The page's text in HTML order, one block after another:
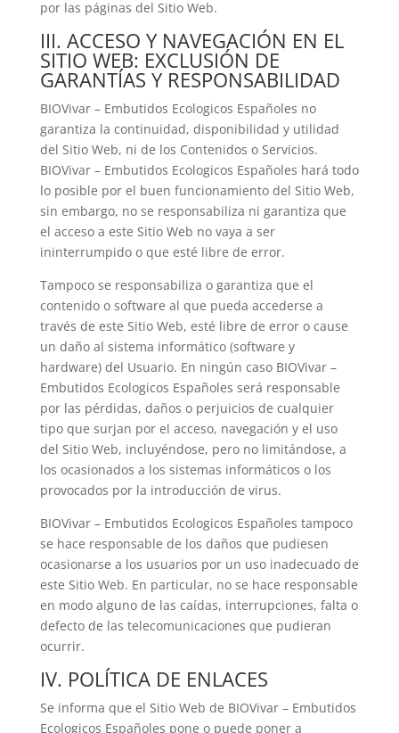
por las páginas del Sitio Web.
III. ACCESO Y NAVEGACIÓN EN EL
SITIO WEB: EXCLUSIÓN DE
GARANTÍAS Y RESPONSABILIDAD
BIOVivar – Embutidos Ecologicos Españoles no
garantiza la continuidad, disponibilidad y utilidad
del Sitio Web, ni de los Contenidos o Servicios.
BIOVivar – Embutidos Ecologicos Españoles hará todo
lo posible por el buen funcionamiento del Sitio Web,
sin embargo, no se responsabiliza ni garantiza que
el acceso a este Sitio Web no vaya a ser
ininterrumpido o que esté libre de error.
Tampoco se responsabiliza o garantiza que el
contenido o software al que pueda accederse a
través de este Sitio Web, esté libre de error o cause
un daño al sistema informático (software y
hardware) del Usuario. En ningún caso BIOVivar –
Embutidos Ecologicos Españoles será responsable
por las pérdidas, daños o perjuicios de cualquier
tipo que surjan por el acceso, navegación y el uso
del Sitio Web, incluyéndose, pero no limitándose, a
los ocasionados a los sistemas informáticos o los
provocados por la introducción de virus.
BIOVivar – Embutidos Ecologicos Españoles tampoco
se hace responsable de los daños que pudiesen
ocasionarse a los usuarios por un uso inadecuado de
este Sitio Web. En particular, no se hace responsable
en modo alguno de las caídas, interrupciones, falta o
defecto de las telecomunicaciones que pudieran
ocurrir.
IV. POLÍTICA DE ENLACES
Se informa que el Sitio Web de BIOVivar – Embutidos
Ecologicos Españoles pone o puede poner a